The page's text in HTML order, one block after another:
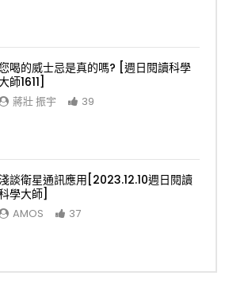
喝的威士忌是真的嗎? [週日閱讀科學
師1611]
蔣壯 振宇 39
談衛星通訊應用[2023.12.10週日閱讀
學大師]
AMOS 37